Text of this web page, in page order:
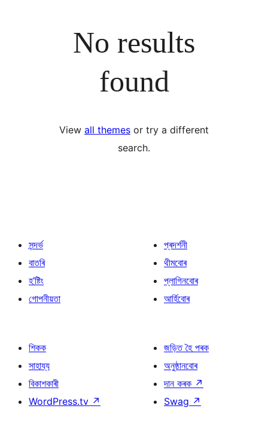
No results
found
View all themes or try a different
search.
সন্দৰ্ভ
বাতৰি
হ’ষ্টিং
গোপনীয়তা
প্ৰদৰ্শনী
থীমবোৰ
প্লাগিনবোৰ
আৰ্হিবোৰ
শিকক
সাহায্য
বিকাশকাৰী
WordPress.tv ↗
জড়িত হৈ পৰক
অনুষ্ঠানবোৰ
দান কৰক ↗
Swag ↗